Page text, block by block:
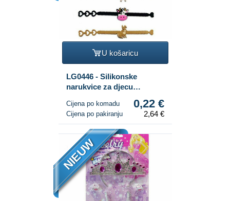
U košaricu
LG0446 - Silikonske
narukvice za djecu
komada)
Cijena po komadu 0,22 €
Cijena po pakiranju 2,64 €
NIEUW